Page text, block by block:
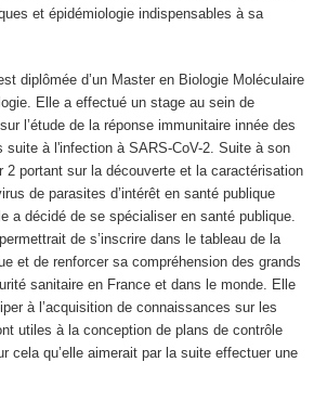
et épidémiologie indispensables à sa
diplômée d’un Master en Biologie Moléculaire
Elle a effectué un stage au sein de
l’étude de la réponse immunitaire innée des
suite à l'infection à SARS-CoV-2. Suite à son
2 portant sur la découverte et la caractérisation
de parasites d’intérêt en santé publique
a décidé de se spécialiser en santé publique.
de s’inscrire dans le tableau de la
et de renforcer sa compréhension des grands
sanitaire en France et dans le monde. Elle
à l’acquisition de connaissances sur les
utiles à la conception de plans de contrôle
cela qu’elle aimerait par la suite effectuer une